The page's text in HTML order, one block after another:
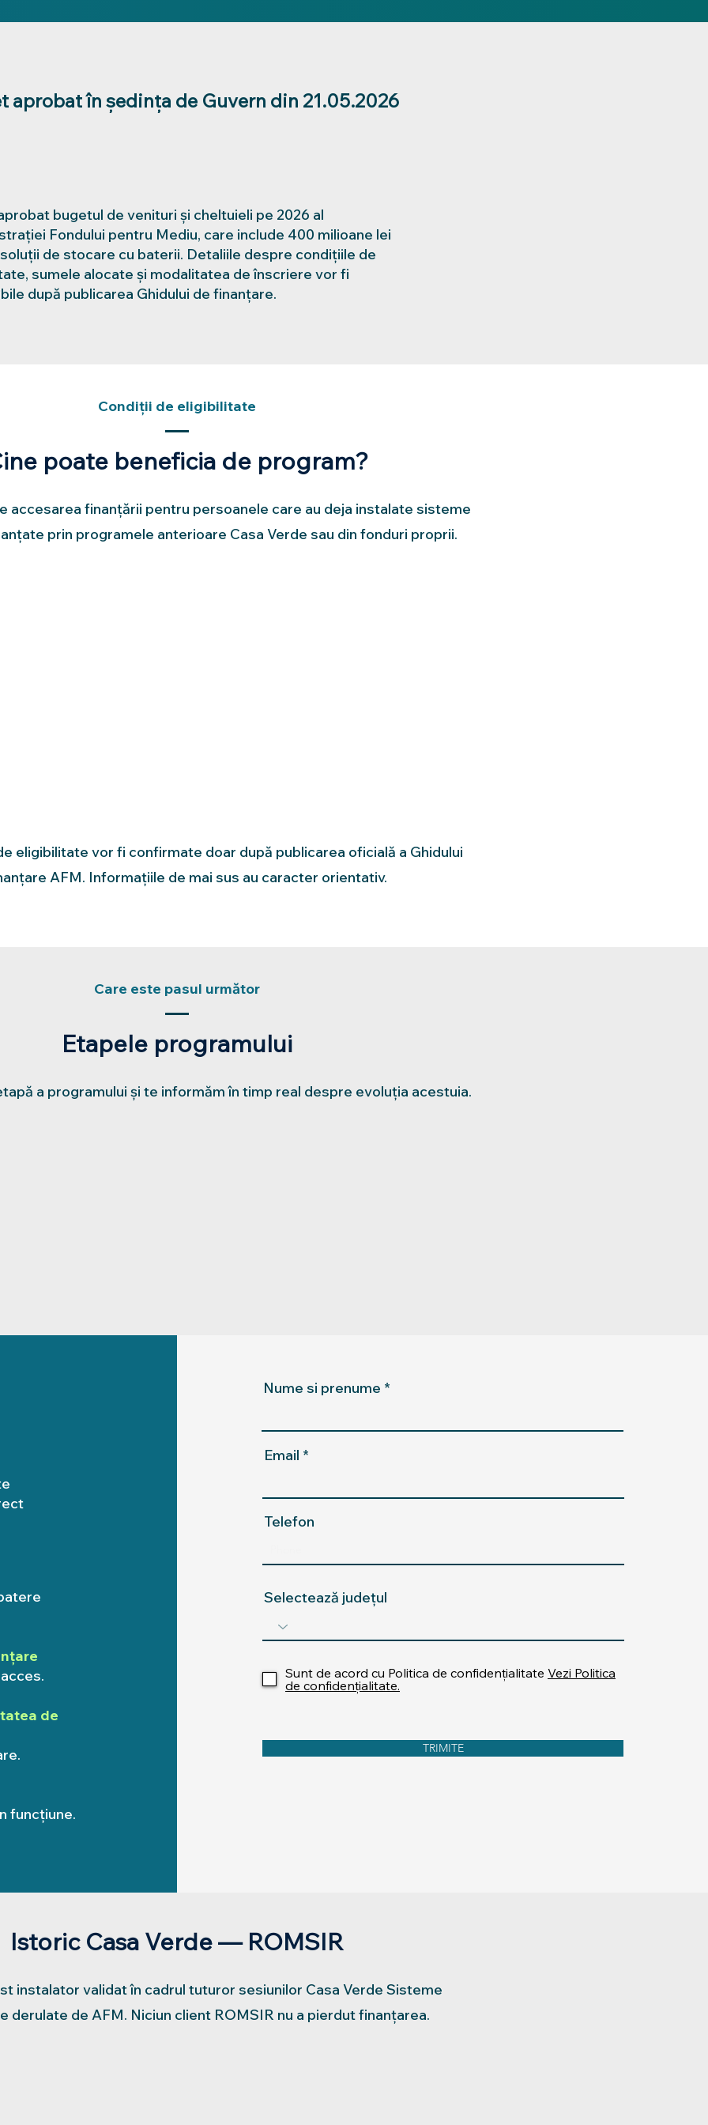
aprobat în ședința de Guvern din 21.05.2026
bugetul de venituri și cheltuieli pe 2026 al
Fondului pentru Mediu, care include 400 milioane lei
de stocare cu baterii. Detaliile despre condițiile de
sumele alocate și modalitatea de înscriere vor fi
după publicarea Ghidului de finanțare.
Condiții de eligibilitate
poate beneficia de program?
accesarea finanțării pentru persoanele care au deja instalate sisteme
prin programele anterioare Casa Verde sau din fonduri proprii.
eligibilitate vor fi confirmate doar după publicarea oficială a Ghidului
AFM. Informațiile de mai sus au caracter orientativ.
Care este pasul următor
Etapele programului
a programului și te informăm în timp real despre evoluția acestuia.
de
funcțiune.
Nume si prenume
Email
Telefon
Selectează județul
Sunt de acord cu Politica de confidențialitate Vezi Politica
de confidențialitate.
TRIMITE
Istoric Casa Verde — ROMSIR
instalator validat în cadrul tuturor sesiunilor Casa Verde Sisteme
derulate de AFM. Niciun client ROMSIR nu a pierdut finanțarea.